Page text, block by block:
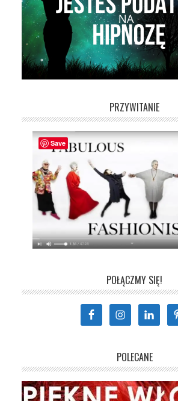
PRZYWITANIE
POŁĄCZMY SIĘ!
POLECANE
Save